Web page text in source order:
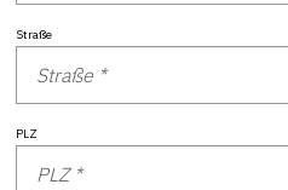
Straße
PLZ